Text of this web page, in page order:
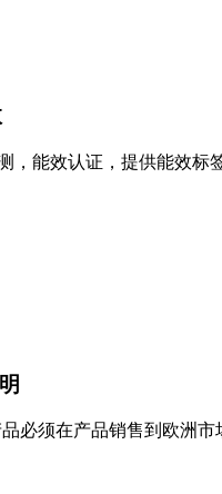
，能效认证，提供能效标
必须在产品销售到欧洲